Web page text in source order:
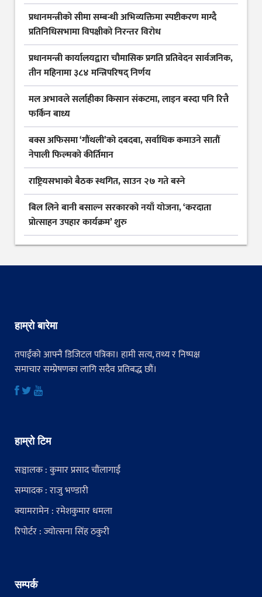
प्रधानमन्त्रीको सीमा सम्बन्धी अभिव्यक्तिमा स्पष्टीकरण माग्दै
प्रतिनिधिसभामा विपक्षीको निरन्तर विरोध
प्रधानमन्त्री कार्यालयद्वारा चौमासिक प्रगति प्रतिवेदन सार्वजनिक,
तीन महिनामा ३८४ मन्त्रिपरिषद् निर्णय
मल अभावले सर्लाहीका किसान संकटमा, लाइन बस्दा पनि रित्तै
फर्किन बाध्य
बक्स अफिसमा ‘गौंथली’को दबदबा, सर्वाधिक कमाउने सातौं
नेपाली फिल्मको कीर्तिमान
राष्ट्रियसभाको बैठक स्थगित, साउन २७ गते बस्ने
बिल लिने बानी बसाल्न सरकारको नयाँ योजना, ‘करदाता
प्रोत्साहन उपहार कार्यक्रम’ शुरु
हाम्रो बारेमा
तपाईंको आफ्नै डिजिटल पत्रिका। हामी सत्य, तथ्य र निष्पक्ष
समाचार सम्प्रेषणका लागि सदैव प्रतिबद्ध छौं।
हाम्रो टिम
सञ्चालक : कुमार प्रसाद चौंलागाईं
सम्पादक : राजु भण्डारी
क्यामरामेन : रमेशकुमार धमला
रिपोर्टर : ज्योत्सना सिंह ठकुरी
सम्पर्क